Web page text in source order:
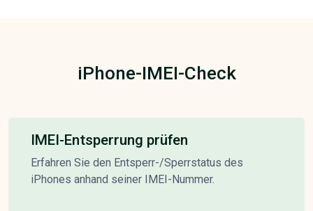
iPhone-IMEI-Check
IMEI-Entsperrung prüfen
Erfahren Sie den Entsperr-/Sperrstatus des
iPhones anhand seiner IMEI-Nummer.